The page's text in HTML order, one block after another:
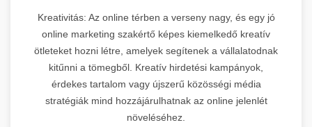
Kreativitás: Az online térben a verseny nagy, és egy jó
online marketing szakértő képes kiemelkedő kreatív
ötleteket hozni létre, amelyek segítenek a vállalatodnak
kitűnni a tömegből. Kreatív hirdetési kampányok,
érdekes tartalom vagy újszerű közösségi média
stratégiák mind hozzájárulhatnak az online jelenlét
növeléséhez.